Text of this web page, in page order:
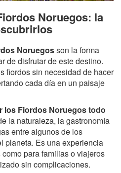
Noruegos: la
Noruegosson la forma
de disfrutar de este destino.
fiordos sin necesidad de hacer
cada día en un paisaje
los Fiordos Noruegos todo
la naturaleza, la gastronomía
entre algunos de los
planeta. Es una experiencia
para familias o viajeros
sin complicaciones.